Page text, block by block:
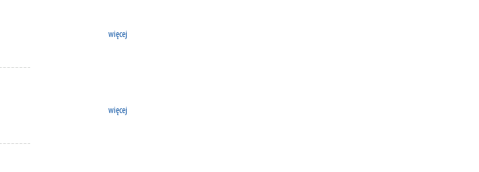
więcej
więcej